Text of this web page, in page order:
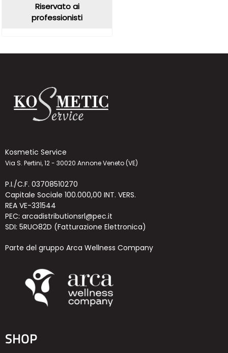
Riservato ai
professionisti
Kosmetic Service
Via S. Pertini, 12 - 30020 Annone Veneto (VE)
P.I./C.F. 03708510270
Capitale Sociale 100.000,00 INT. VERS.
REA VE-331544
PEC: arcadistributionsrl@pec.it
SDI: 5RUO82D (Fatturazione Elettronica)
Parte del gruppo Arca Wellness Company
SHOP